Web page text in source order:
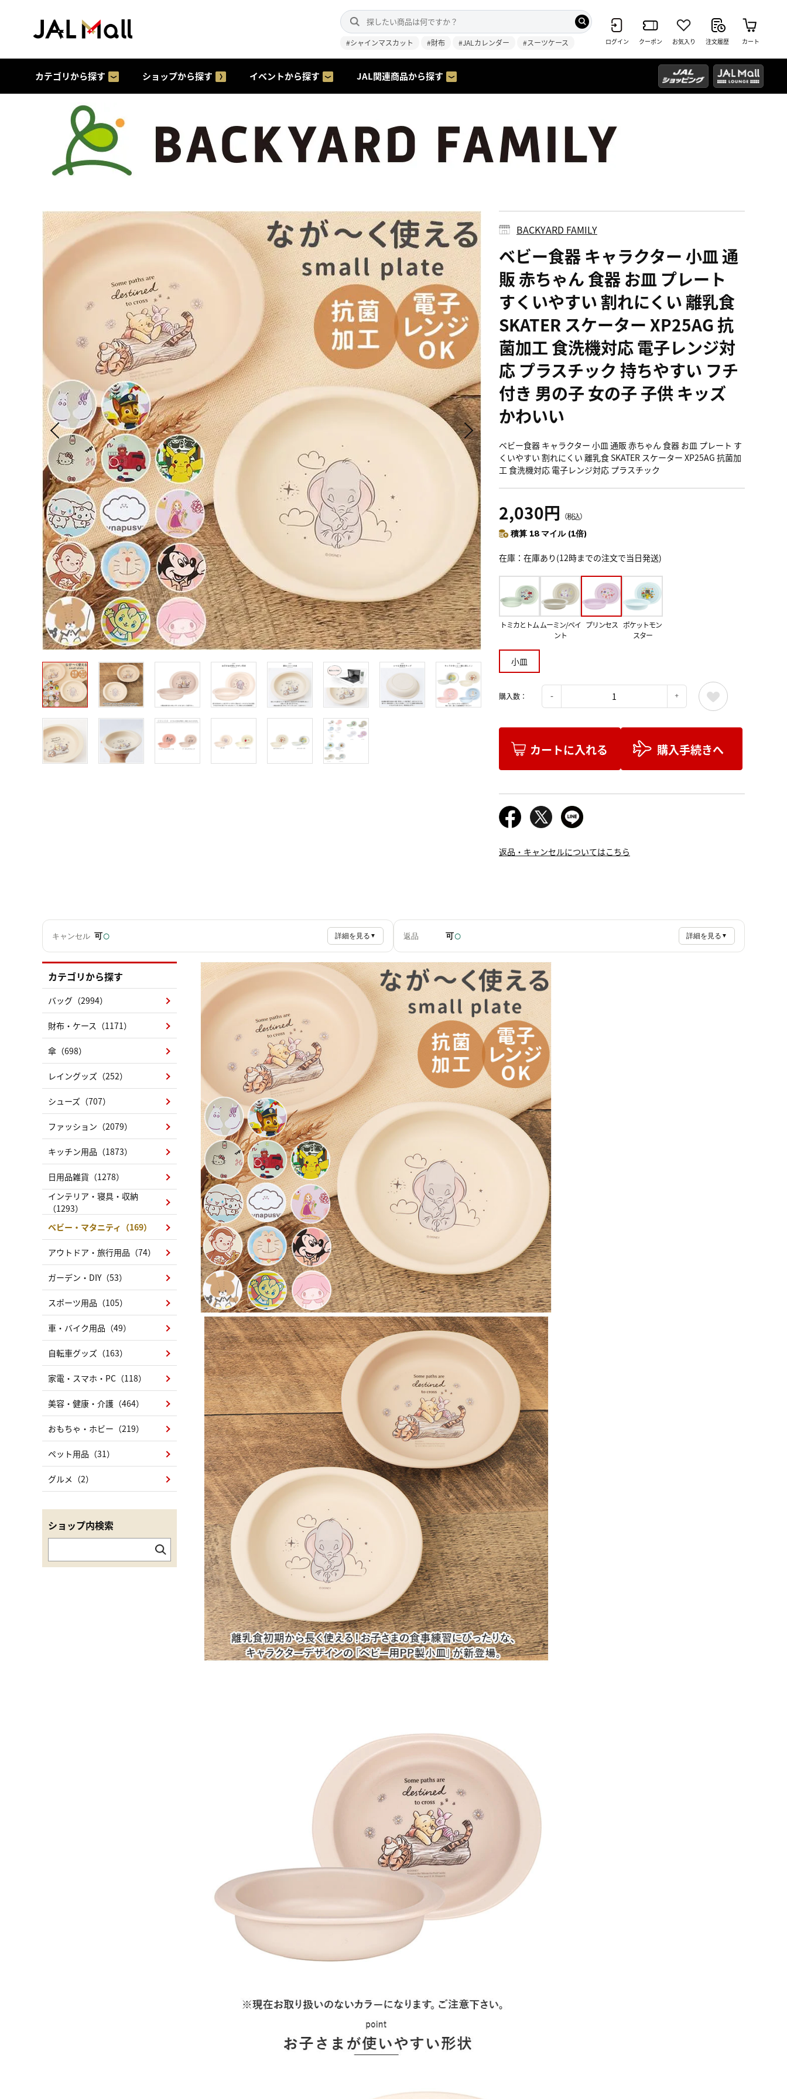
#シャインマスカット #財布 #JALカレンダー #スーツケース ログイン クーポン お気入り 注文履歴 カート
カテゴリから探す ショップから探す イベントから探す JAL関連商品から探す
BACKYARD FAMILY
ベビー食器 キャラクター 小皿 通
販 赤ちゃん 食器 お皿 プレート
すくいやすい 割れにくい 離乳食
SKATER スケーター XP25AG 抗
菌加工 食洗機対応 電子レンジ対
応 プラスチック 持ちやすい フチ
付き 男の子 女の子 子供 キッズ
かわいい
ベビー食器 キャラクター 小皿 通販 赤ちゃん 食器 お皿 プレート す
くいやすい 割れにくい 離乳食 SKATER スケーター XP25AG 抗菌加
工 食洗機対応 電子レンジ対応 プラスチック
2,030円 （税込）
積算 18 マイル (1倍)
在庫 在庫あり(12時までの注文で当日発送)
トミカとトムムーミン/ペイ
ント
プリンセス
ポケットモン
スター
小皿
購入数：
カートに入れる 購入手続きへ
返品・キャンセルについてはこちら
キャンセル 可○ 詳細を見る ▼ 返品 可○ 詳細を見る ▼
カテゴリから探す
バッグ（2994）
財布・ケース（1171）
傘（698）
レイングッズ（252）
シューズ（707）
ファッション（2079）
キッチン用品（1873）
日用品雑貨（1278）
インテリア・寝具・収納
（1293）
ベビー・マタニティ（169）
アウトドア・旅行用品（74）
ガーデン・DIY（53）
スポーツ用品（105）
車・バイク用品（49）
自転車グッズ（163）
家電・スマホ・PC（118）
美容・健康・介護（464）
おもちゃ・ホビー（219）
ペット用品（31）
グルメ（2）
ショップ内検索